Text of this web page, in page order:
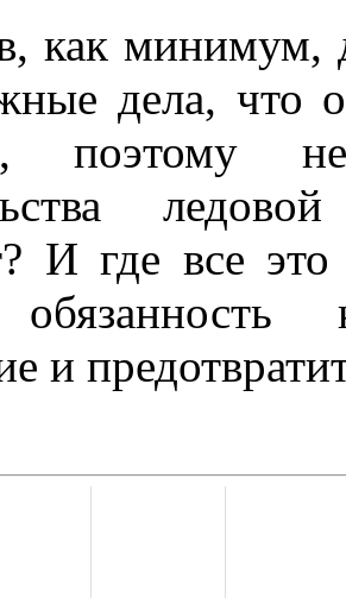
как минимум,
дела, что
поэтому
И где все
и